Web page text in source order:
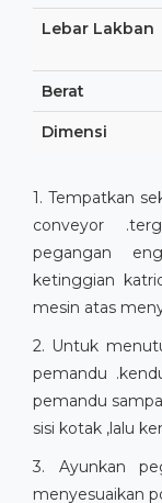
Lebar Lakban
Berat
Dimensi
1. Tempatkan
conveyor
pegangan
ketinggian
mesin atas
2. Untuk
pemandu
pemandu
sisi kotak ,lalu
3. Ayunkan
menyesuaikan